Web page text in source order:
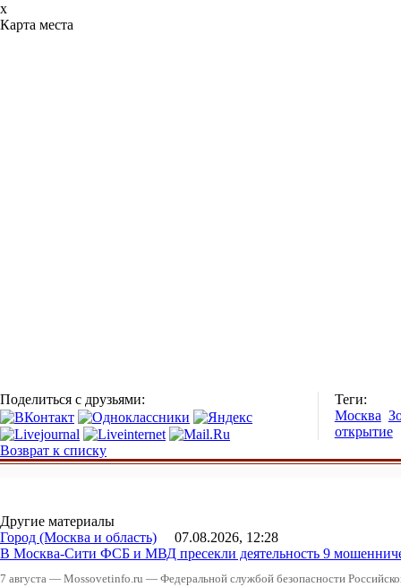
x
Карта места
Поделиться с друзьями:
Теги:
Москва
открытие
Возврат к списку
Другие материалы
Город (Москва и область) 07.08.2026, 12:28
В Москва-Сити ФСБ и МВД пресекли деятельность 9
7 августа — Mossovetinfo.ru — Федеральной службой безопасности